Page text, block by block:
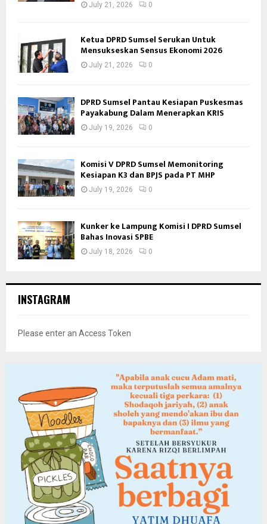
July 21, 2026 0
Ketua DPRD Sumsel Serukan Untuk
Mensukseskan Sensus Ekonomi 2026
July 21, 2026 0
DPRD Sumsel Pantau Kesiapan Puskesmas
Payakabung Dalam Menerapkan KRIS
July 19, 2026 0
Komisi V DPRD Sumsel Memonitoring
Kesiapan K3 dan BPJS pada PT MHP
July 19, 2026 0
Kunker ke Lampung Komisi I DPRD Sumsel
Bahas Inovasi SPBE
July 18, 2026 0
INSTAGRAM
Please enter an Access Token